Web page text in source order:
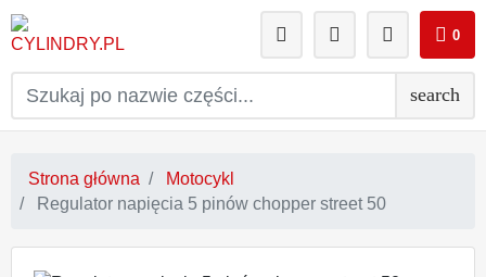
search
0
Strona główna
Motocykl
Regulator napięcia 5 pinów chopper street 50